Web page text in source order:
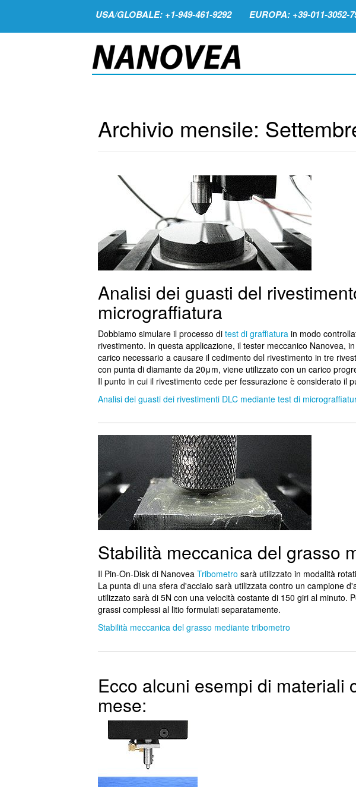
USA/GLOBALE: +1-949-461-9292 EUROPA: +39-011-3052-
Archivio mensile:
Analisi dei guasti del
micrograffiatura
Dobbiamo simulare il processo di test di graffiaturain modo
rivestimento. In questa applicazione, il tester meccanico Nanovea,
carico necessario a causare il cedimento del rivestimento in tre
con punta di diamante da 20μm, viene utilizzato con un carico
Il punto in cui il rivestimento cede per fessurazione è considerato il
Analisi dei guasti dei rivestimenti DLC mediante test di
Stabilità meccanica del grasso
Il Pin-On-Disk di Nanovea Tribometro sarà utilizzato in modalità
La punta di una sfera d'acciaio sarà utilizzata contro un campione
utilizzato sarà di 5N con una velocità costante di 150 giri al minuto.
grassi complessi al litio formulati separatamente.
Stabilità meccanica del grasso mediante tribometro
Ecco alcuni esempi di materiali
mese: